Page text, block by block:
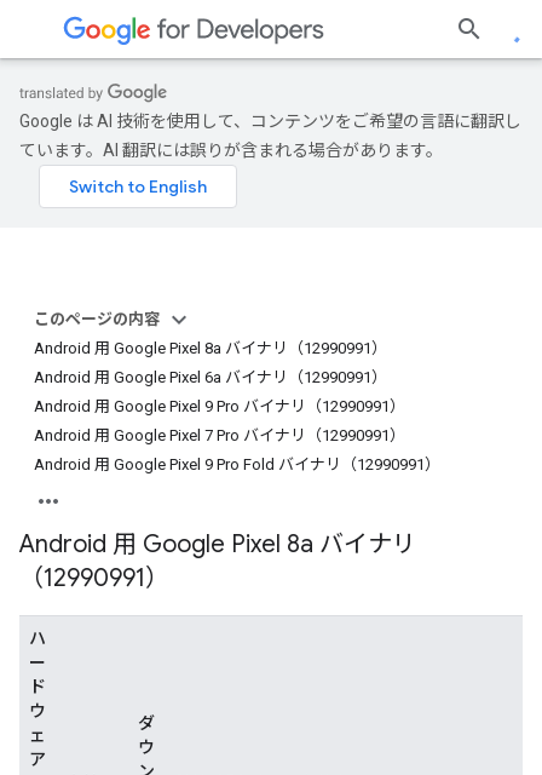
Google は AI 技術を使用して、コンテンツをご希望の言語に翻訳し
ています。AI 翻訳には誤りが含まれる場合があります。
このページの内容
Android 用 Google Pixel 8a バイナリ（12990991）
Android 用 Google Pixel 6a バイナリ（12990991）
Android 用 Google Pixel 9 Pro バイナリ（12990991）
Android 用 Google Pixel 7 Pro バイナリ（12990991）
Android 用 Google Pixel 9 Pro Fold バイナリ（12990991）
Android 用 Google Pixel 8a バイナリ
（12990991）
ハ
ー
ド
ウ
ェ
ア
ダ
ウ